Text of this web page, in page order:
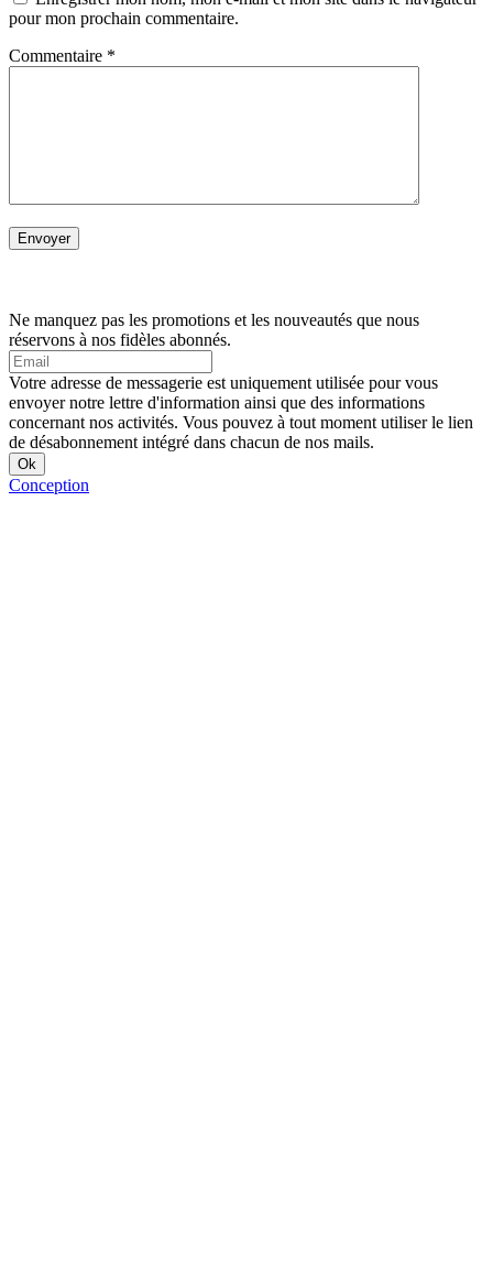
pour mon prochain commentaire.
Commentaire *
Ne manquez pas les promotions et les nouveautés que nous
réservons à nos fidèles abonnés.
Votre adresse de messagerie est uniquement utilisée pour vous
envoyer notre lettre d'information ainsi que des informations
concernant nos activités. Vous pouvez à tout moment utiliser le lien
de désabonnement intégré dans chacun de nos mails.
Conception